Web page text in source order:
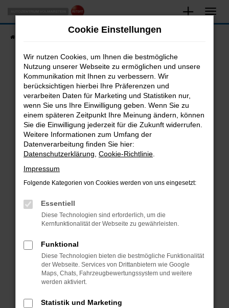
Zum
Hauptinhalt
springen
Fahrzeugsuche
Fehler: Network Error
Beim Laden ist ein Fehler aufgetreten.
Hier sind ein paar Tipps, die dir helfen können:
Überprüfe deine Firewall und deine
Internetverbindung.
Laden andere Webseiten, zum Beispiel deine
Suchmaschine?
Prüfe deine Browsererweiterungen.
können das Laden bestimmter Seiten
verhindern. Funktioniert die Seite in einem
anderen Browser oder in einem privaten
Starte dein Gerät neu.
Das kann manchmal helfen, vorübergehende
Probleme zu beheben.
Betriebssystem auf dem neuesten Stand
Cookie Einstellungen
Wir nutzen Cookies, um Ihnen die bestmögliche
Nutzung unserer Webseite zu ermöglichen und unsere
Kommunikation mit Ihnen zu verbessern. Wir
berücksichtigen hierbei Ihre Präferenzen und
verarbeiten Daten für Marketing und Statistiken nur,
wenn Sie uns Ihre Einwilligung geben. Wenn Sie zu
einem späteren Zeitpunkt Ihre Meinung ändern, können
Sie die Einwilligung jederzeit für die Zukunft widerrufen.
Weitere Informationen zum Umfang der
Datenverarbeitung finden Sie hier:
Datenschutzerklärung Cookie-Richtlinie
Impressum
Folgende Kategorien von Cookies werden von uns eingesetzt:
Essentiell
Diese Technologien sind erforderlich, um die
Kernfunktionalität der Webseite zu gewährleisten.
Funktional
Diese Technologien bieten die bestmögliche Funktionalität
der Webseite. Services von Drittanbietern wie Google
Maps, Chats, Fahrzeugbewertungssystem und weitere
werden aktiviert.
Statistik und Marketing